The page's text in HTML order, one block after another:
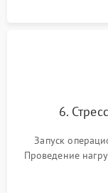
6.
Запуск
Проведение
для контроля
USB-портов,